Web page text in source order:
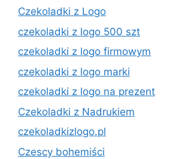
Czekoladki z Logo
czekoladki z logo 500 szt
czekoladki z logo firmowym
czekoladki z logo marki
czekoladki z logo na prezent
Czekoladki z Nadrukiem
czekoladkizlogo.pl
Czescy bohemiści